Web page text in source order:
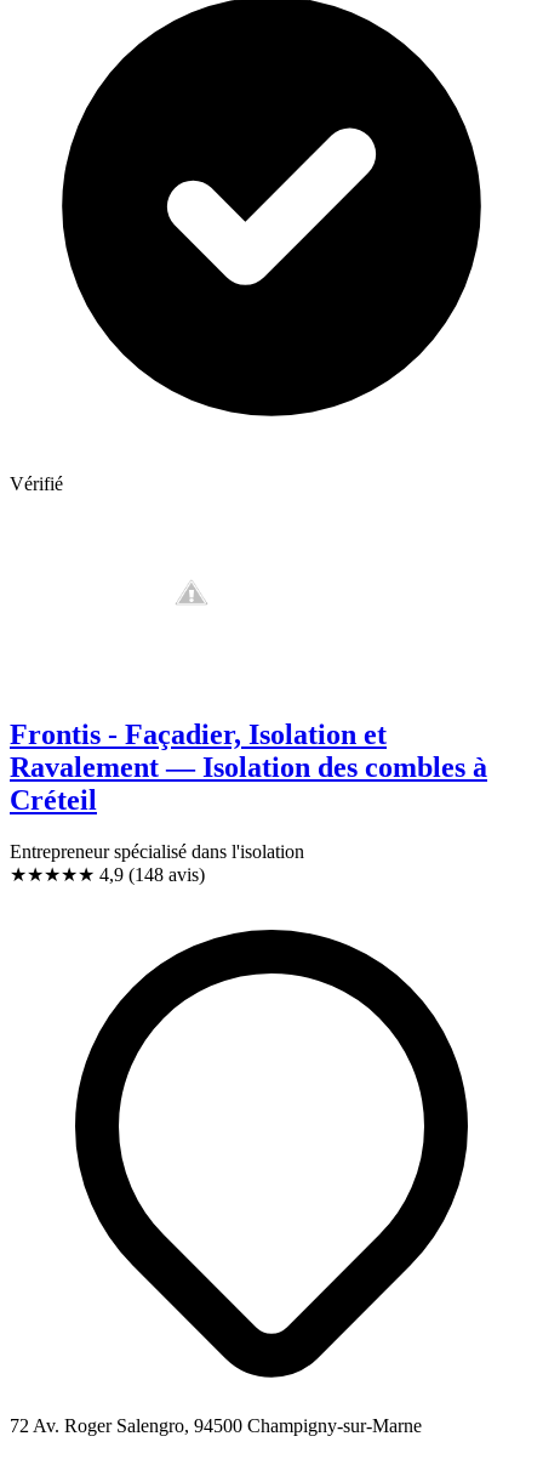
Vérifié
Frontis - Façadier, Isolation et
Ravalement — Isolation des combles à
Créteil
Entrepreneur spécialisé dans l'isolation
★★★★★ 4,9 (148 avis)
72 Av. Roger Salengro, 94500 Champigny-sur-Marne